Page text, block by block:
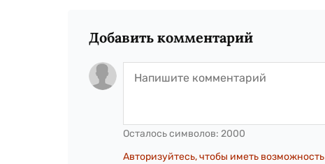
Добавить комментарий
Осталось символов: 2000
Авторизуйтесь, чтобы иметь возможность